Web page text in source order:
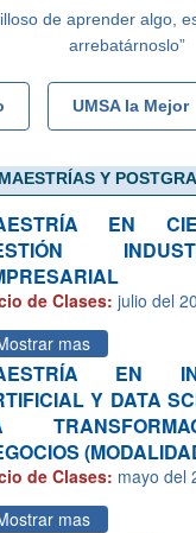
de aprender algo,
arrebatárnoslo”
UMSA la Mejor
MAESTRÍAS Y
EN
de Clases: julio del
mas
EN
Y DATA
de Clases: mayo del
mas